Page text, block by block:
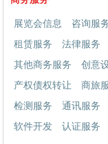
展览会信息 咨询服
租赁服务
法律服务
其他商务服务
创意
产权债权转让
商旅
检测服务
通讯服务
软件开发
认证服务